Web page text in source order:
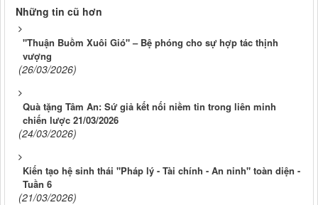
Những tin cũ hơn
"Thuận Buồm Xuôi Gió" – Bệ phóng cho sự hợp tác thịnh
vượng
(26/03/2026)
Quà tặng Tâm An: Sứ giả kết nối niềm tin trong liên minh
chiến lược 21/03/2026
(24/03/2026)
Kiến tạo hệ sinh thái "Pháp lý - Tài chính - An ninh" toàn diện -
Tuần 6
(21/03/2026)